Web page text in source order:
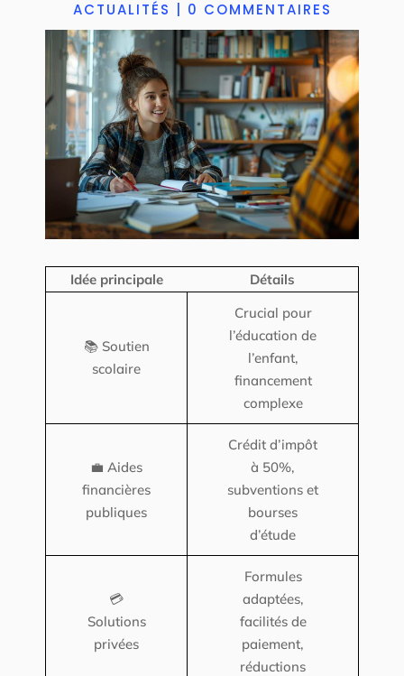
ACTUALITÉS 0 COMMENTAIRES
Idée principale Détails
📚 Soutien
scolaire
Crucial pour
l’éducation de
l’enfant,
financement
complexe
💼 Aides
financières
publiques
Crédit d’impôt
à 50%,
subventions et
bourses
d’étude
💳
Solutions
privées
Formules
adaptées,
facilités de
paiement,
réductions